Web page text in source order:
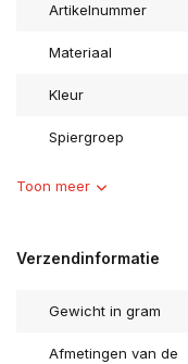
Artikelnummer
Materiaal
Kleur
Spiergroep
Toon meer
Verzendinformatie
Gewicht in gram
Afmetingen van de